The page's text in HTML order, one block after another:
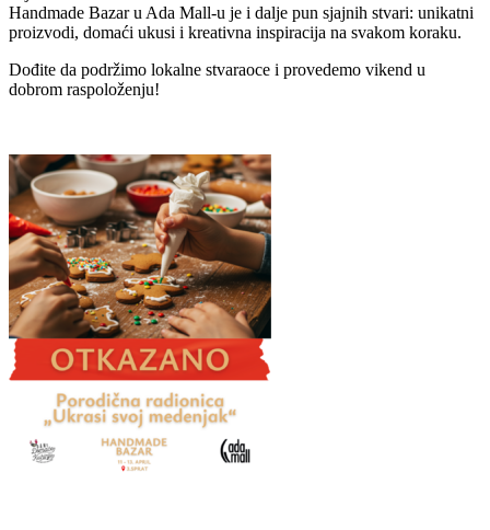
Handmade Bazar u Ada Mall-u je i dalje pun sjajnih stvari: unikatni
proizvodi, domaći ukusi i kreativna inspiracija na svakom koraku.
Dođite da podržimo lokalne stvaraoce i provedemo vikend u
dobrom raspoloženju!